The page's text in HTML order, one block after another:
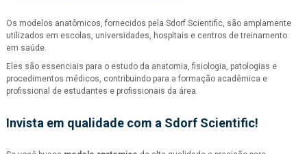
Os modelos anatômicos, fornecidos pela Sdorf Scientific, são amplamente
utilizados em escolas, universidades, hospitais e centros de treinamento
em saúde.
Eles são essenciais para o estudo da anatomia, fisiologia, patologias e
procedimentos médicos, contribuindo para a formação acadêmica e
profissional de estudantes e profissionais da área.
Invista em qualidade com a Sdorf Scientific!